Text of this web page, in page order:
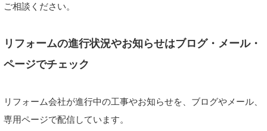
ご相談ください。
リフォームの進行状況やお知らせはブログ・メール・
ページでチェック
リフォーム会社が進行中の工事やお知らせを、ブログやメール、
専用ページで配信しています。